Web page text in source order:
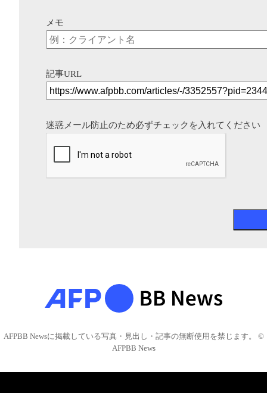
メモ
記事URL
迷惑メール防止のため必ずチェックを入れてください
AFPBB Newsに掲載している写真・見出し・記事の無断使用を禁じます。 ©
AFPBB News